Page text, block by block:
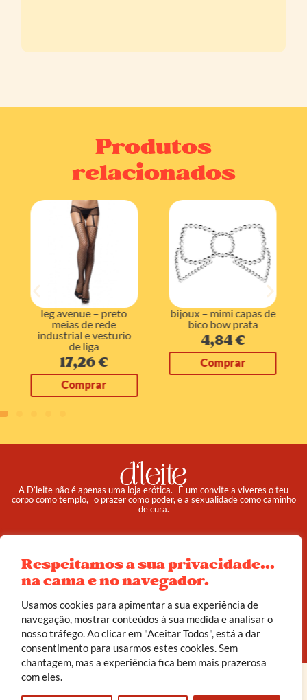
Respeitamos a sua privacidade...
na cama e no navegador.
Usamos cookies para apimentar a sua experiência de
navegação, mostrar conteúdos à sua medida e analisar o
nosso tráfego. Ao clicar em "Aceitar Todos", está a dar
consentimento para usarmos estes cookies. Sem
chantagem, mas a experiência fica bem mais prazerosa
com eles.
Produtos
relacionados
leg avenue – preto
meias de rede
industrial e vesturio
de liga
17,26€
Comprar
bijoux – mimi capas de
bico bow prata
4,84€
Comprar
A D’leite não é apenas uma loja erótica. É um convite a viveres o teu
corpo como templo, o prazer como poder, e a sexualidade como caminho
de cura.
Reembolso e Devoluções
Termos e Condições
Sobre
Política de Privacidade
© 2025 d’leite. Todos os direitos reservados.
Feito com carinho porJoão Corrêa